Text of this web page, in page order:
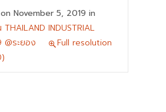
November 5, 2019 in
INDUSTRIAL
@ระยอง
Full resolution